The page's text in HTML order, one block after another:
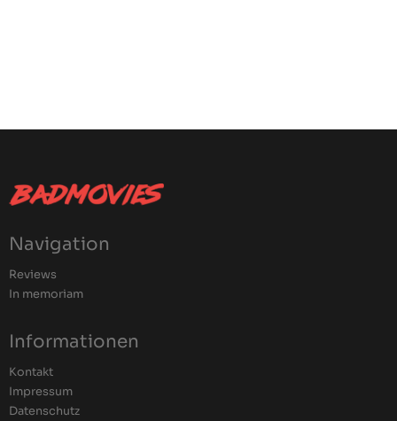
Navigation
Reviews
In memoriam
Informationen
Kontakt
Impressum
Datenschutz